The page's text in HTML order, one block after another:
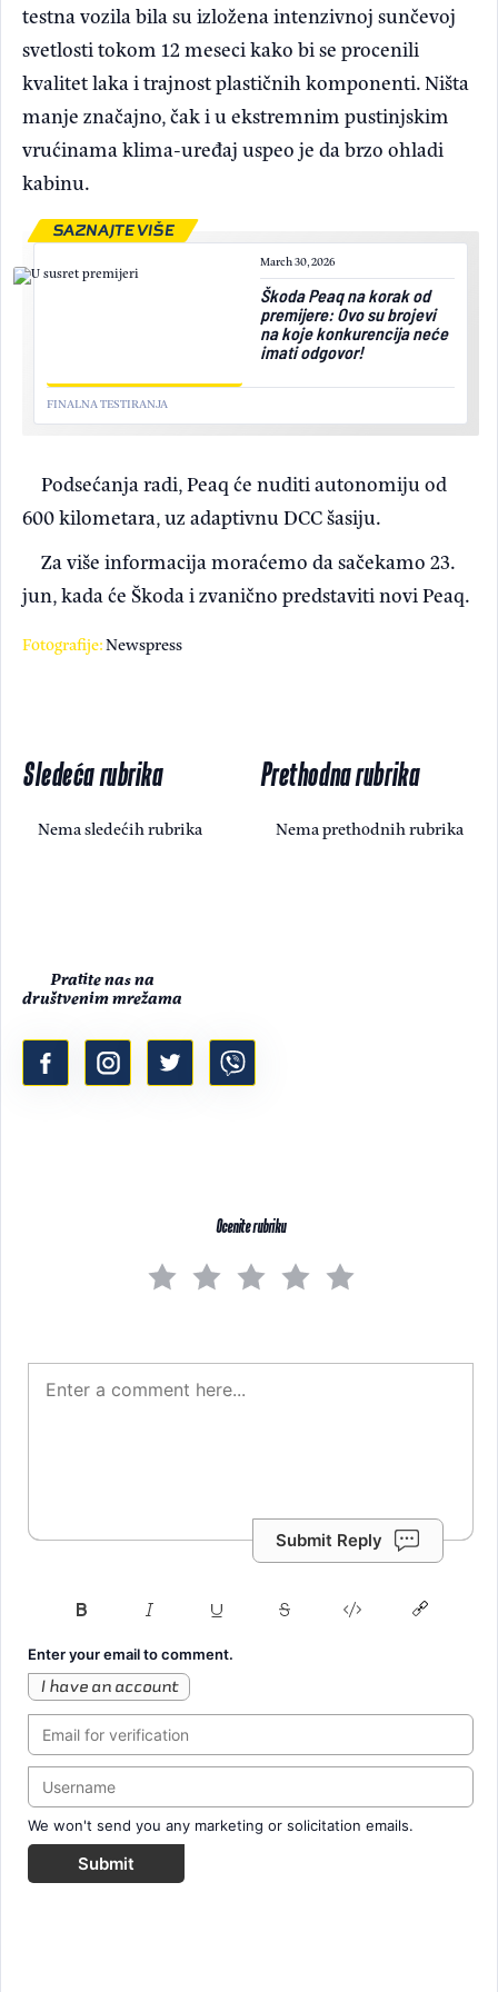
testna vozila bila su izložena intenzivnoj sunčevoj
svetlosti tokom 12 meseci kako bi se procenili
kvalitet laka i trajnost plastičnih komponenti. Ništa
manje značajno, čak i u ekstremnim pustinjskim
vrućinama klima-uređaj uspeo je da brzo ohladi
kabinu.
March 30, 2026
Škoda Peaq na korak od
premijere: Ovo su brojevi
na koje konkurencija neće
imati odgovor!
FINALNA TESTIRANJA
SAZNAJTE VIŠE
Podsećanja radi, Peaq će nuditi autonomiju od
600 kilometara, uz adaptivnu DCC šasiju.
Za više informacija moraćemo da sačekamo 23.
jun, kada će Škoda i zvanično predstaviti novi Peaq.
Fotografije:Newspress
Sledeća rubrika
Nema sledećih rubrika
Prethodna rubrika
Nema prethodnih rubrika
Pratite nas na
društvenim mrežama
Ocenite rubriku
Submit Reply
Enter your email to comment.
I have an account
We won't send you any marketing or solicitation emails.
Submit